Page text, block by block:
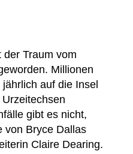
der Traum vom
Millionen
auf die Insel
gibt es nicht,
von Bryce Dallas
Claire Dearing.